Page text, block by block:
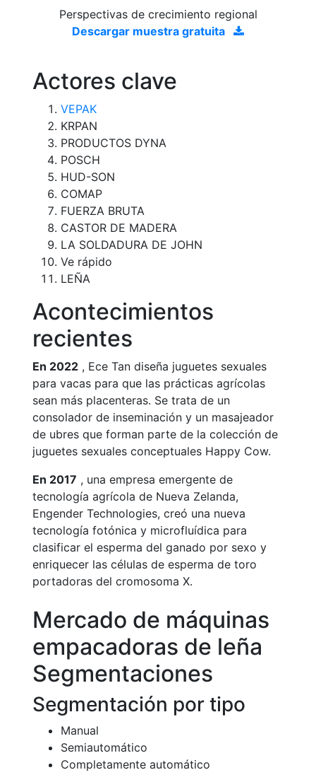
Perspectivas de crecimiento regional
Descargar muestra gratuita
Actores clave
VEPAK
KRPAN
PRODUCTOS DYNA
POSCH
HUD-SON
COMAP
FUERZA BRUTA
CASTOR DE MADERA
LA SOLDADURA DE JOHN
Ve rápido
LEÑA
Acontecimientos
recientes
En 2022 , Ece Tan diseña juguetes sexuales
para vacas para que las prácticas agrícolas
sean más placenteras. Se trata de un
consolador de inseminación y un masajeador
de ubres que forman parte de la colección de
juguetes sexuales conceptuales Happy Cow.
En 2017 , una empresa emergente de
tecnología agrícola de Nueva Zelanda,
Engender Technologies, creó una nueva
tecnología fotónica y microfluídica para
clasificar el esperma del ganado por sexo y
enriquecer las células de esperma de toro
portadoras del cromosoma X.
Mercado de máquinas
empacadoras de leña
Segmentaciones
Segmentación por tipo
Manual
Semiautomático
Completamente automático